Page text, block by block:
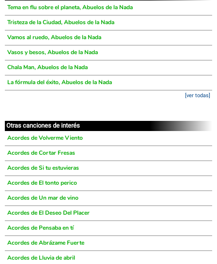
Tema en flu sobre el planeta, Abuelos de la Nada
Tristeza de la Ciudad, Abuelos de la Nada
Vamos al ruedo, Abuelos de la Nada
Vasos y besos, Abuelos de la Nada
Chala Man, Abuelos de la Nada
La fórmula del éxito, Abuelos de la Nada
[ver todas]
Otras canciones de interés
Acordes de Volverme Viento
Acordes de Cortar Fresas
Acordes de Si tu estuvieras
Acordes de El tonto perico
Acordes de Un mar de vino
Acordes de El Deseo Del Placer
Acordes de Pensaba en tí
Acordes de Abrázame Fuerte
Acordes de Lluvia de abril